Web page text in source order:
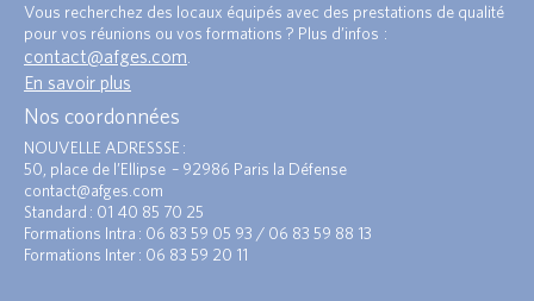
Vous recherchez des locaux équipés avec des prestations de qualité
pour vos réunions ou vos formations ? Plus d’infos :
contact@afges.com
En savoir plus
Nos coordonnées
NOUVELLE ADRESSSE :
50, place de l’Ellipse – 92986 Paris la Défense
contact@afges.com
Standard : 01 40 85 70 25
Formations Intra : 06 83 59 05 93 / 06 83 59 88 13
Formations Inter : 06 83 59 20 11